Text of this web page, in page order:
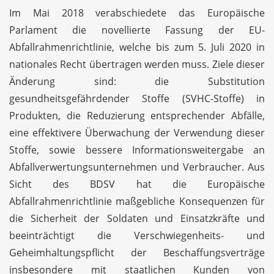
Im Mai 2018 verabschiedete das Europäische
Parlament die novellierte Fassung der EU-
Abfallrahmenrichtlinie, welche bis zum 5. Juli 2020 in
nationales Recht übertragen werden muss. Ziele dieser
Änderung sind: die Substitution
gesundheitsgefährdender Stoffe (SVHC-Stoffe) in
Produkten, die Reduzierung entsprechender Abfälle,
eine effektivere Überwachung der Verwendung dieser
Stoffe, sowie bessere Informationsweitergabe an
Abfallverwertungsunternehmen und Verbraucher. Aus
Sicht des BDSV hat die Europäische
Abfallrahmenrichtlinie maßgebliche Konsequenzen für
die Sicherheit der Soldaten und Einsatzkräfte und
beeinträchtigt die Verschwiegenheits- und
Geheimhaltungspflicht der Beschaffungsverträge
insbesondere mit staatlichen Kunden von